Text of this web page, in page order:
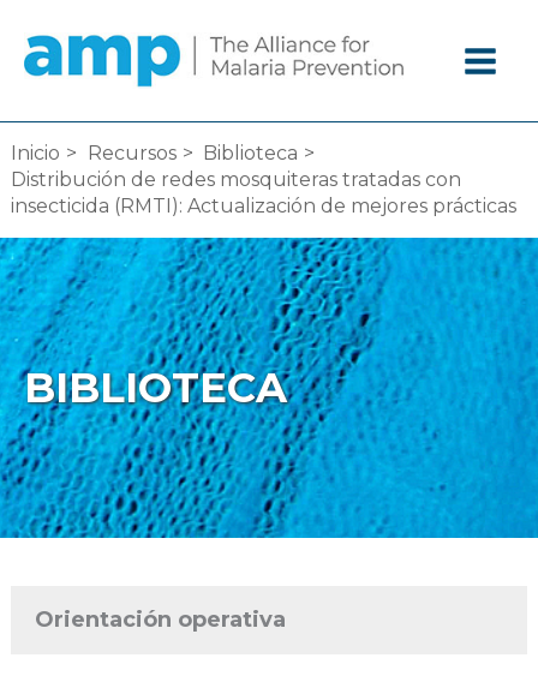
contenido
Inicio Recursos
Biblioteca
Distribución de redes mosquiteras tratadas con
insecticida (RMTI): Actualización de mejores prácticas
BIBLIOTECA
Orientación operativa